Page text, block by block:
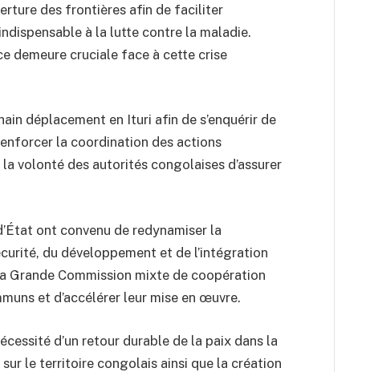
des frontières afin de faciliter
à la lutte contre la maladie.
demeure cruciale face à cette crise
déplacement en Ituri afin de s’enquérir de
la coordination des actions
volonté des autorités congolaises d’assurer
ont convenu de redynamiser la
du développement et de l’intégration
Commission mixte de coopération
et d’accélérer leur mise en œuvre.
d’un retour durable de la paix dans la
le territoire congolais ainsi que la création